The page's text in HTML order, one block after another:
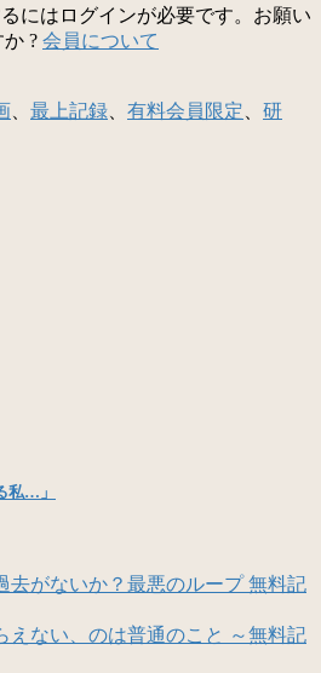
にはログインが必要です。お願い
? 会員について
最上記録 有料会員限定
研
私…」
去がないか？最悪のループ 無料記
えない、のは普通のこと ～無料記